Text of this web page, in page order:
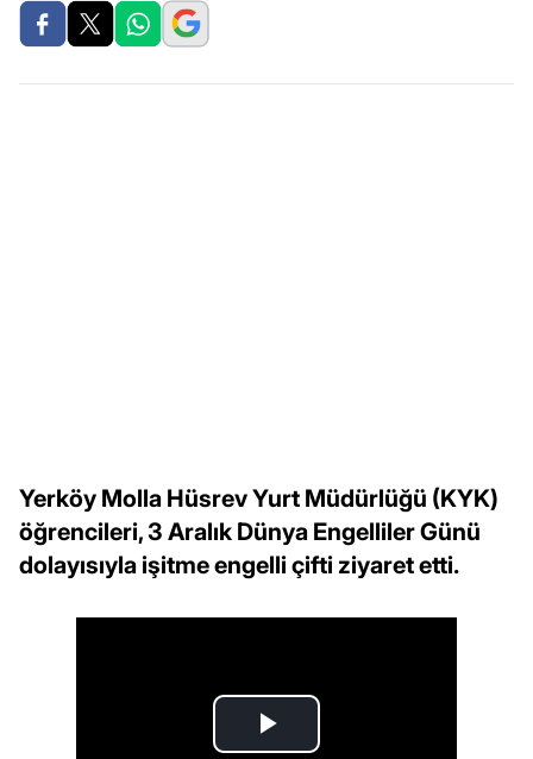
Yerköy Molla Hüsrev Yurt Müdürlüğü (KYK)
öğrencileri, 3 Aralık Dünya Engelliler Günü
dolayısıyla işitme engelli çifti ziyaret etti.